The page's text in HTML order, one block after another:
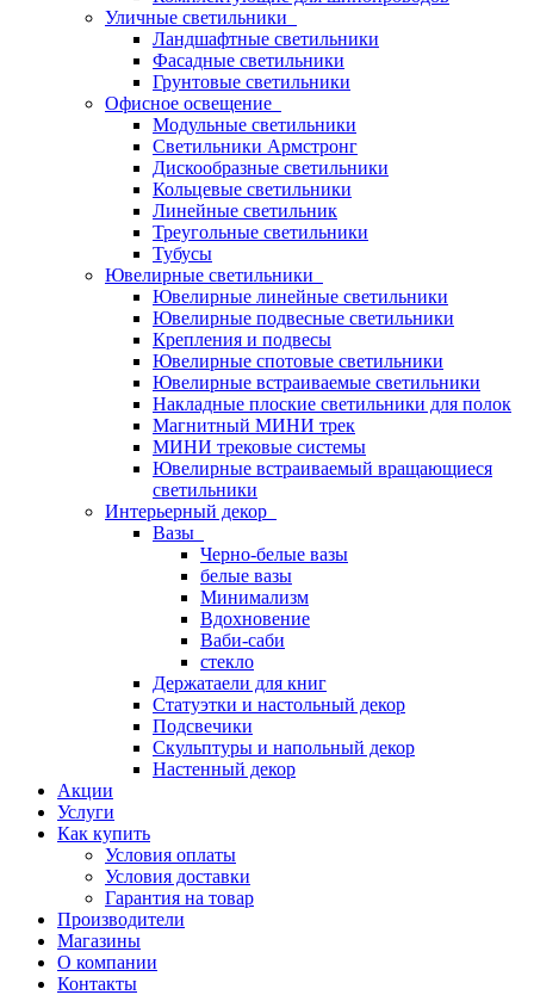
Уличные светильники
Ландшафтные светильники
Фасадные светильники
Грунтовые светильники
Офисное освещение
Модульные светильники
Светильники Армстронг
Дискообразные светильники
Кольцевые светильники
Линейные светильник
Треугольные светильники
Тубусы
Ювелирные светильники
Ювелирные линейные светильники
Ювелирные подвесные светильники
Крепления и подвесы
Ювелирные спотовые светильники
Ювелирные встраиваемые светильники
Накладные плоские светильники для полок
Магнитный МИНИ трек
МИНИ трековые системы
Ювелирные встраиваемый вращающиеся
светильники
Интерьерный декор
Вазы
Черно-белые вазы
белые вазы
Минимализм
Вдохновение
Ваби-саби
стекло
Держатаели для книг
Статуэтки и настольный декор
Подсвечики
Скульптуры и напольный декор
Настенный декор
Акции
Услуги
Как купить
Условия оплаты
Условия доставки
Гарантия на товар
Производители
Магазины
О компании
Контакты